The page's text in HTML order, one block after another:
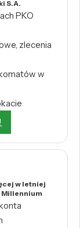
S.A.
PKO
zlecenia
w
w letniej
Millennium